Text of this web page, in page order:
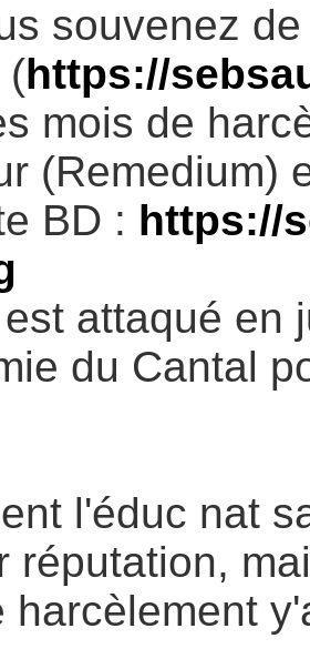
souvenez
(https://
mois de
(Remedium)
BD : https://
attaqué en
du Cantal
l'éduc nat
réputation,
harcèlement